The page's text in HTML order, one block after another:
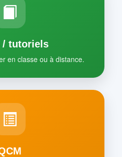
/ tutoriels
en classe ou à distance.